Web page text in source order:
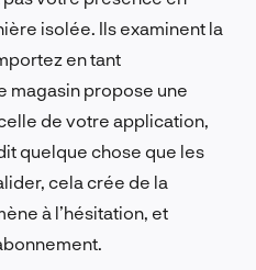
isolée. Ils examinent la
en tant
magasin propose une
de votre application,
quelque chose que les
cela crée de la
à l’hésitation, et